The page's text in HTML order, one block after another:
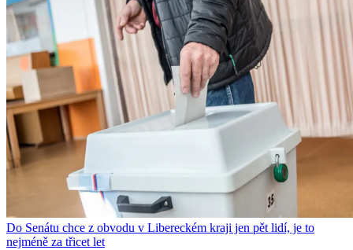
Do Senátu chce z obvodu v Libereckém kraji jen pět lidí, je to
nejméně za třicet let